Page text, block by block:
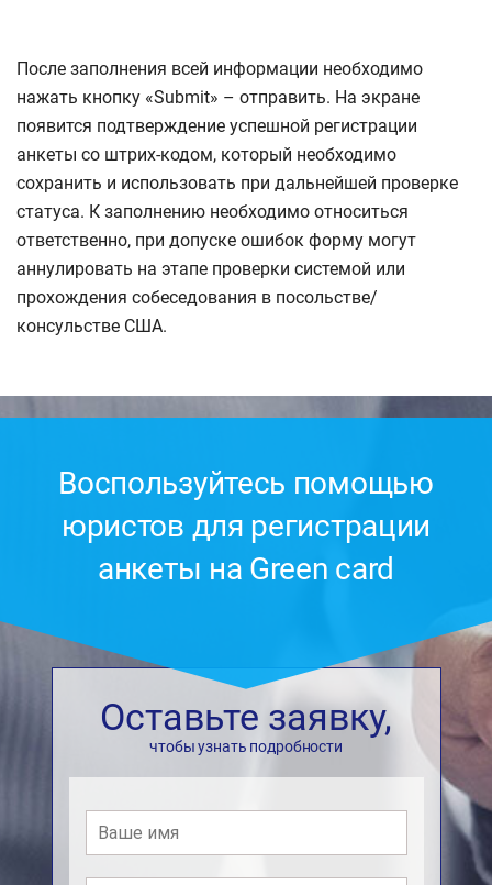
После заполнения всей информации необходимо
нажать кнопку «Submit» – отправить. На экране
появится подтверждение успешной регистрации
анкеты со штрих-кодом, который необходимо
сохранить и использовать при дальнейшей проверке
статуса. К заполнению необходимо относиться
ответственно, при допуске ошибок форму могут
аннулировать на этапе проверки системой или
прохождения собеседования в посольстве/
консульстве США.
Воспользуйтесь помощью
юристов для регистрации
анкеты на Green card
Оставьте заявку,
чтобы узнать подробности